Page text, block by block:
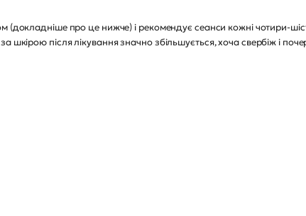
(докладніше про це нижче) і рекомендує сеанси кожні чотири-
шкірою після лікування значно збільшується, хоча свербіж і